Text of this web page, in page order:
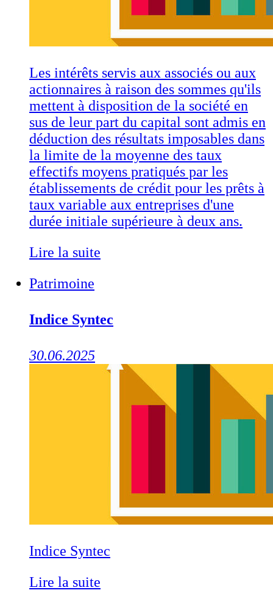
Les intérêts servis aux associés ou aux
actionnaires à raison des sommes qu'ils
mettent à disposition de la société en
sus de leur part du capital sont admis en
déduction des résultats imposables dans
la limite de la moyenne des taux
effectifs moyens pratiqués par les
établissements de crédit pour les prêts à
taux variable aux entreprises d'une
durée initiale supérieure à deux ans.
Lire la suite
Patrimoine
Indice Syntec
30.06.2025
Indice Syntec
Lire la suite